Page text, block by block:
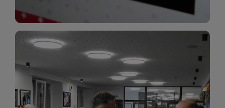
miłośników estetycznych doznań!
WIĘCEJ